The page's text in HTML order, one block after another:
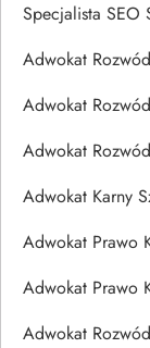
Specjalista SEO
Adwokat
Adwokat
Adwokat
Adwokat Karny
Adwokat Prawo
Adwokat Prawo
Adwokat